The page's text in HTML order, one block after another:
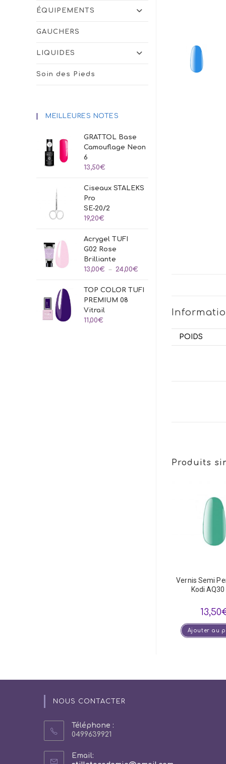
POIDS
Produits
Vernis Semi
Kodi AQ30
13,50
Ajouter au
ÉQUIPEMENTS
GAUCHERS
LIQUIDES
Soin des Pieds
MEILLEURES NOTES
GRATTOL Base
Camouflage Neon
6
13,50€
Ciseaux STALEKS
Pro
SE-20/2
19,20€
Acrygel TUFI
G02 Rose
Brilliante
13,00€ – 24,00€
prix :
TOP COLOR TUFI
PREMIUM 08
Vitrail
11,00€
NOUS CONTACTER
Téléphone :
0499639921
Email: